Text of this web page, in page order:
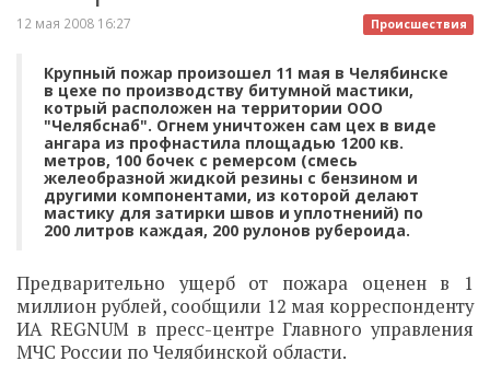
Происшествия
12 мая 2008 16:27
Крупный пожар произошел 11 мая в Челябинске
в цехе по производству битумной мастики,
котрый расположен на территории ООО
"Челябснаб". Огнем уничтожен сам цех в виде
ангара из профнастила площадью 1200 кв.
метров, 100 бочек с ремерсом (смесь
желеобразной жидкой резины с бензином и
другими компонентами, из которой делают
мастику для затирки швов и уплотнений) по
200 литров каждая, 200 рулонов рубероида.
Предварительно ущерб от пожара оценен в 1
миллион рублей, сообщили 12 мая корреспонденту
ИА REGNUM в пресс-центре Главного управления
МЧС России по Челябинской области.